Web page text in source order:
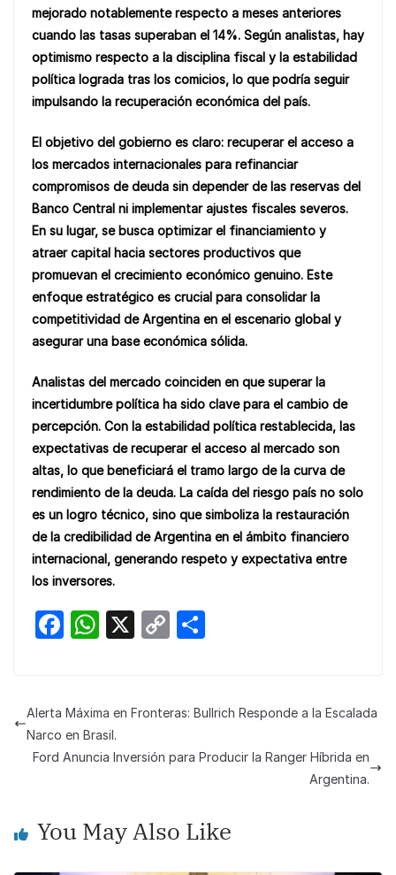
mejorado notablemente respecto a meses anteriores
cuando las tasas superaban el 14%. Según analistas, hay
optimismo respecto a la disciplina fiscal y la estabilidad
política lograda tras los comicios, lo que podría seguir
impulsando la recuperación económica del país.
El objetivo del gobierno es claro: recuperar el acceso a
los mercados internacionales para refinanciar
compromisos de deuda sin depender de las reservas del
Banco Central ni implementar ajustes fiscales severos.
En su lugar, se busca optimizar el financiamiento y
atraer capital hacia sectores productivos que
promuevan el crecimiento económico genuino. Este
enfoque estratégico es crucial para consolidar la
competitividad de Argentina en el escenario global y
asegurar una base económica sólida.
Analistas del mercado coinciden en que superar la
incertidumbre política ha sido clave para el cambio de
percepción. Con la estabilidad política restablecida, las
expectativas de recuperar el acceso al mercado son
altas, lo que beneficiará el tramo largo de la curva de
rendimiento de la deuda. La caída del riesgo país no solo
es un logro técnico, sino que simboliza la restauración
de la credibilidad de Argentina en el ámbito financiero
internacional, generando respeto y expectativa entre
los inversores.
F
e
b
o
k
W
s
A
p
X
C
y
n
e
Alerta Máxima en Fronteras: Bullrich Responde a la Escalada
Narco en Brasil.
Ford Anuncia Inversión para Producir la Ranger Híbrida en
Argentina.
You May Also Like